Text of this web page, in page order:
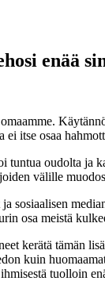
enää
itse osaa
oudolta ja
välille
sosiaalisen
osa meistä
kerätä tämän
kuin
tuolloin